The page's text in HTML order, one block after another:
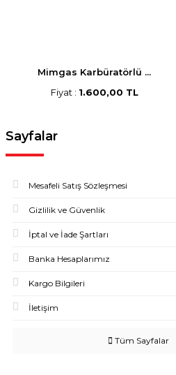
Mimgas Karbüratörlü ...
Fiyat : 1.600,00 TL
Sayfalar
Mesafeli Satış Sözleşmesi
Gizlilik ve Güvenlik
İptal ve İade Şartları
Banka Hesaplarımız
Kargo Bilgileri
İletişim
Tüm Sayfalar